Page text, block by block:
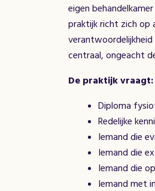
eigen
praktijk richt zich op
centraal, ongeacht
De praktijk vraagt:
Diploma
Redelijke
Iemand die
Iemand die
Iemand die
Iemand met